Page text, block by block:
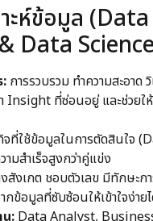
ะห์ข้อมูล (Data
Data
: การรวบรวม ทำความสะอาด
Insight ที่ซ่อนอยู่ และช่วยใ
จที่ใช้ข้อมูลในการตัดสินใจ
มสำเร็จสูงกว่าคู่แข่ง
สังเกต ชอบตัวเลข มีทักษะกา
ากข้อมูลที่ซับซ้อนให้เข้าใจง่าย
: Data Analyst,